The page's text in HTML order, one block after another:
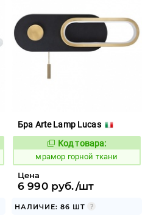
Бра Arte Lamp Lucas
Код:
1064980
Код товара:
мрамор горной ткани
Цена
6 990 руб./шт
НАЛИЧИЕ: 86 ШТ